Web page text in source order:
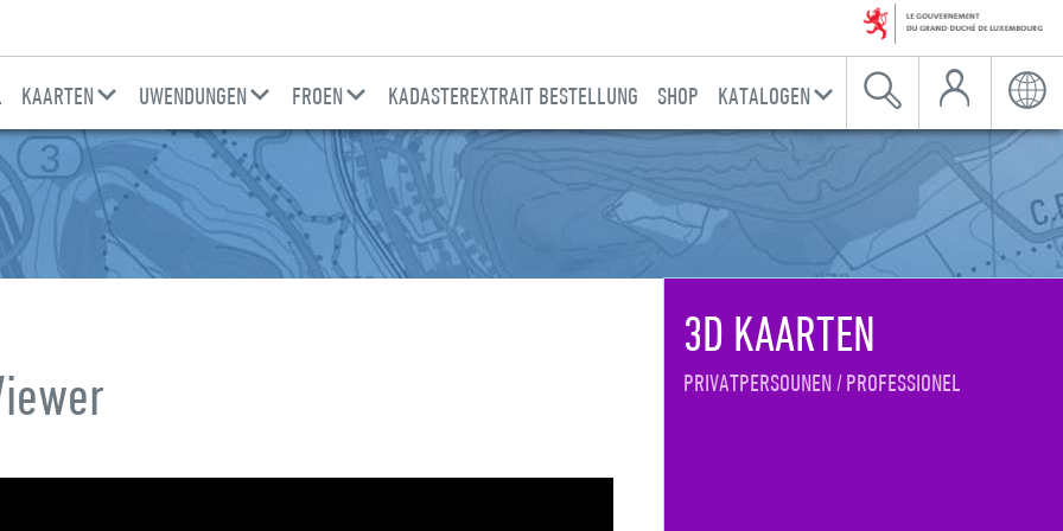
KAARTEN UWENDUNGEN FROEN KADASTEREXTRAIT BESTELLUNG SHOP KATALOGEN Sich
Mäi Konto
3D KAARTEN
PRIVATPERSOUNEN PROFESSIONEL